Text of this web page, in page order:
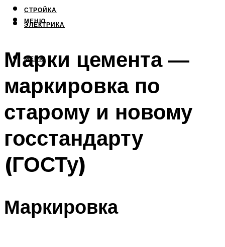
СТРОЙКА
ЭЛЕКТРИКА
МЕНЮ
МЕНЮ
Марки цемента —
маркировка по
старому и новому
госстандарту
(ГОСТу)
Маркировка